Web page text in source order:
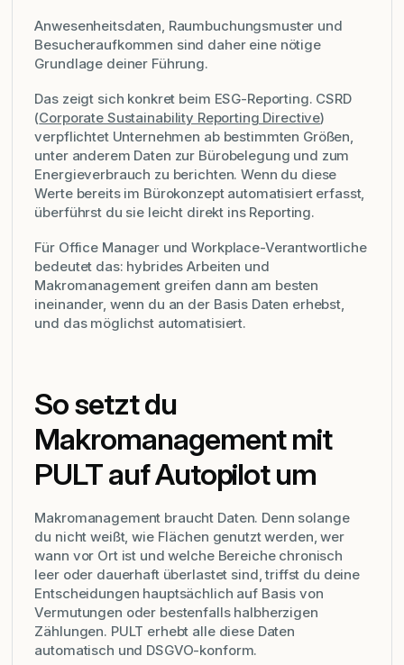
Anwesenheitsdaten, Raumbuchungsmuster und
Besucheraufkommen sind daher eine nötige
Grundlage deiner Führung.
Das zeigt sich konkret beim ESG-Reporting. CSRD
(Corporate Sustainability Reporting Directive)
verpflichtet Unternehmen ab bestimmten Größen,
unter anderem Daten zur Bürobelegung und zum
Energieverbrauch zu berichten. Wenn du diese
Werte bereits im Bürokonzept automatisiert erfasst,
überführst du sie leicht direkt ins Reporting.
Für Office Manager und Workplace-Verantwortliche
bedeutet das: hybrides Arbeiten und
Makromanagement greifen dann am besten
ineinander, wenn du an der Basis Daten erhebst,
und das möglichst automatisiert.
So setzt du
Makromanagement mit
PULT auf Autopilot um
Makromanagement braucht Daten. Denn solange
du nicht weißt, wie Flächen genutzt werden, wer
wann vor Ort ist und welche Bereiche chronisch
leer oder dauerhaft überlastet sind, triffst du deine
Entscheidungen hauptsächlich auf Basis von
Vermutungen oder bestenfalls halbherzigen
Zählungen. PULT erhebt alle diese Daten
automatisch und DSGVO-konform.